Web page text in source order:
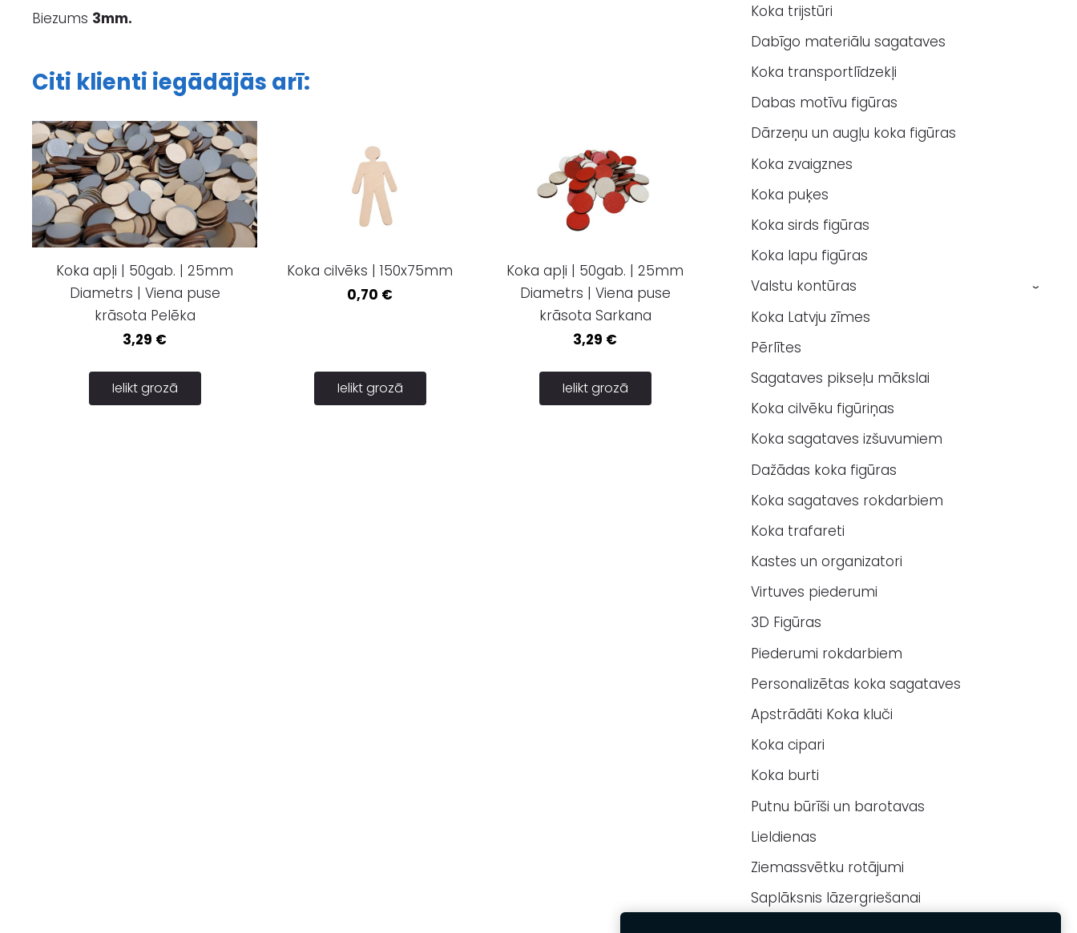
Koka trijstūri
Dabīgo materiālu sagataves
Koka transportlīdzekļi
Dabas motīvu figūras
Dārzeņu un augļu koka figūras
Koka zvaigznes
Koka puķes
Koka sirds figūras
Koka lapu figūras
Valstu kontūras
›
Koka Latvju zīmes
Pērlītes
Sagataves pikseļu mākslai
Koka cilvēku figūriņas
Koka sagataves izšuvumiem
Dažādas koka figūras
Koka sagataves rokdarbiem
Koka trafareti
Kastes un organizatori
Virtuves piederumi
3D Figūras
Piederumi rokdarbiem
Personalizētas koka sagataves
Apstrādāti Koka kluči
Koka cipari
Koka burti
Putnu būrīši un barotavas
Lieldienas
Ziemassvētku rotājumi
Saplāksnis lāzergriešanai
Biezums 3mm.
Citi klienti iegādājās arī:
Koka apļi | 50gab. | 25mm
Diametrs | Viena puse
krāsota Pelēka
3,29 €
Ielikt grozā
Koka cilvēks | 150x75mm
0,70 €
Ielikt grozā
Koka apļi | 50gab. | 25mm
Diametrs | Viena puse
krāsota Sarkana
3,29 €
Ielikt grozā